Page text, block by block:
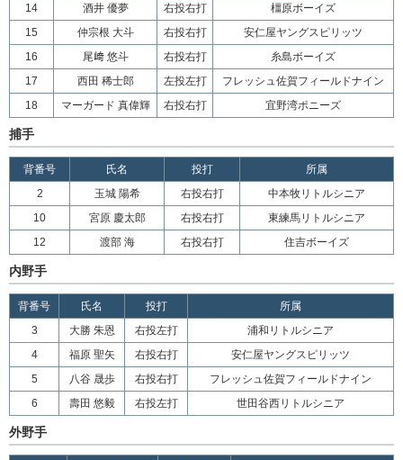
14
酒井 優夢 右投右打
橿原ボーイズ
15
仲宗根 大斗 右投右打
安仁屋ヤングスピリッツ
16
尾﨑 悠斗 右投右打
糸島ボーイズ
17
西田 稀士郎 左投左打
フレッシュ佐賀フィールドナイン
18
マーガード 真偉輝 右投右打 宜野湾ポニーズ
捕手
背番号 氏名 投打
所属
2
玉城 陽希 右投右打
中本牧リトルシニア
10
宮原 慶太郎 右投右打
東練馬リトルシニア
12
渡部 海 右投右打 住吉ボーイズ
内野手
背番号 氏名 投打
所属
3
大勝 朱恩 右投左打
浦和リトルシニア
4
福原 聖矢 右投右打
安仁屋ヤングスピリッツ
5
八谷 晟歩 右投右打
フレッシュ佐賀フィールドナイン
6
壽田 悠毅 右投左打 世田谷西リトルシニア
外野手